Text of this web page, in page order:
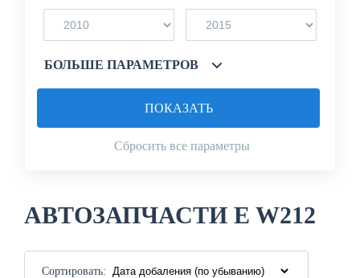
БОЛЬШЕ ПАРАМЕТРОВ
Сбросить все параметры
ПОКАЗАТЬ
АВТОЗАПЧАСТИ E W212
Сортировать: